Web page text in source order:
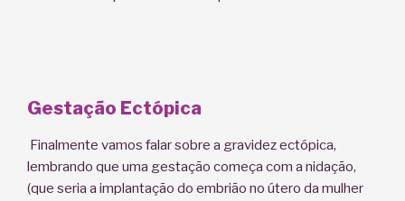
Gestação Ectópica
Finalmente vamos falar sobre a gravidez ectópica,
lembrando que uma gestação começa com a nidação,
(que seria a implantação do embrião no útero da mulher